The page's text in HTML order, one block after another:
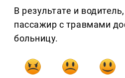
В результате и
пассажир с травмами
больницу.